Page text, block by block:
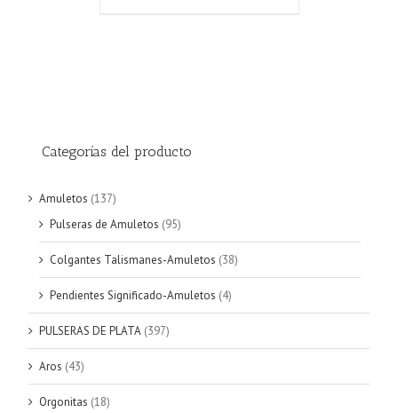
Categorías del producto
Amuletos (137)
Pulseras de Amuletos (95)
Colgantes Talismanes-Amuletos (38)
Pendientes Significado-Amuletos (4)
PULSERAS DE PLATA (397)
Aros (43)
Orgonitas (18)